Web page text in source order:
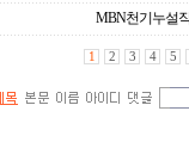
MBN천기누설
1 2 3 4 5